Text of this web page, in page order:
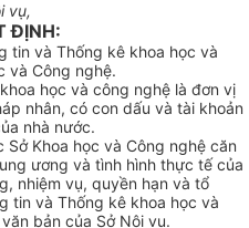
vụ,
ĐỊNH:
tin và Thống kê khoa học và
và Công nghệ.
học và công nghệ là đơn vị
nhân, có con dấu và tài khoản
nhà nước.
Sở Khoa học và Công nghệ căn
ương và tình hình thực tế của
nhiệm vụ, quyền hạn và tổ
tin và Thống kê khoa học và
bản của Sở Nội vụ.